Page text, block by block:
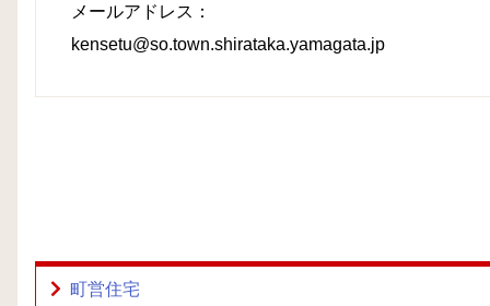
メールアドレス：
kensetu@so.town.shirataka.yamagata.jp
町営住宅